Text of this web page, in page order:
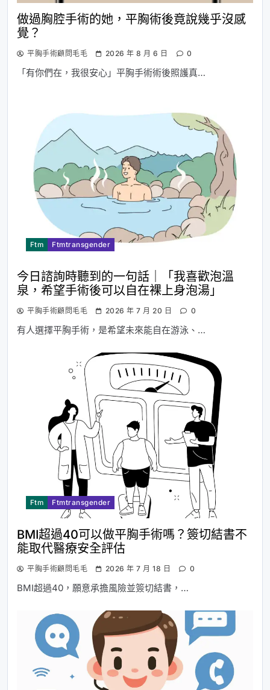
做過胸腔手術的她，平胸術後竟說幾乎沒感
覺？
平胸手術顧問毛毛 2026 年 8 月 6 日 0
「有你們在，我很安心」平胸手術術後照護真…
Ftm Ftmtransgender
今日諮詢時聽到的一句話｜「我喜歡泡溫
泉，希望手術後可以自在裸上身泡湯」
平胸手術顧問毛毛 2026 年 7 月 20 日 0
有人選擇平胸手術，是希望未來能自在游泳、…
Ftm Ftmtransgender
BMI超過40可以做平胸手術嗎？簽切結書不
能取代醫療安全評估
平胸手術顧問毛毛 2026 年 7 月 18 日 0
BMI超過40，願意承擔風險並簽切結書，…